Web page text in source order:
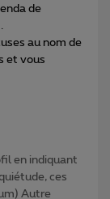
de
au nom de
et vous
en indiquant
ces
Autre